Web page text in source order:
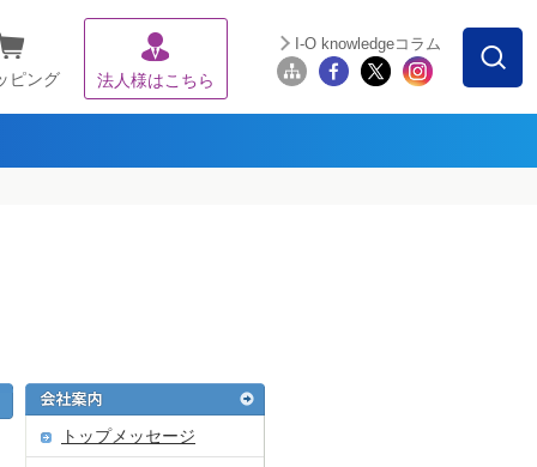
ピング 法人様はこちら
I-O knowledgeコラム
トップメッセージ